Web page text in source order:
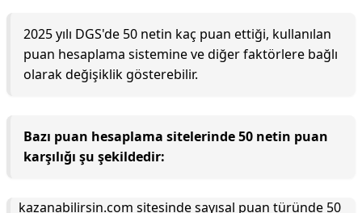
2025 yılı DGS'de 50 netin kaç puan ettiği, kullanılan
puan hesaplama sistemine ve diğer faktörlere bağlı
olarak değişiklik gösterebilir.
Bazı puan hesaplama sitelerinde 50 netin puan
karşılığı şu şekildedir:
kazanabilirsin.com sitesinde sayısal puan türünde 50